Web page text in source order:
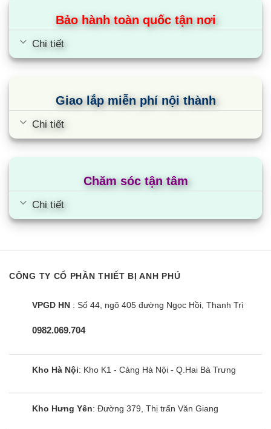
Tủ mát Alaska LC-50B | 50L 1 cánh
Bảo hành toàn quốc tận nơi
Chi tiết
Giao lắp miễn phí nội thành
Chi tiết
Chăm sóc tận tâm
Chi tiết
CÔNG TY CỔ PHẦN THIẾT BỊ ANH PHÚ
VPGD HN : Số 44, ngõ 405 đường Ngọc Hồi, Thanh Trì
0982.069.704
Kho Hà Nội: Kho K1 - Cảng Hà Nội - Q.Hai Bà Trưng
Kho Hưng Yên: Đường 379, Thị trấn Văn Giang